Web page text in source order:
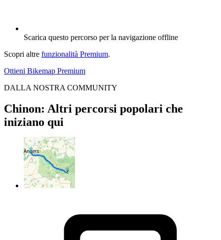
Scarica questo percorso per la navigazione offline
Scopri altre funzionalità Premium.
Ottieni Bikemap Premium
DALLA NOSTRA COMMUNITY
Chinon: Altri percorsi popolari che
iniziano qui